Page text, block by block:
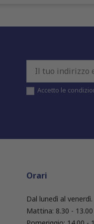
Accetto le
Orari
Dal lunedì al venerdì.
Mattina: 8.30 - 13.00